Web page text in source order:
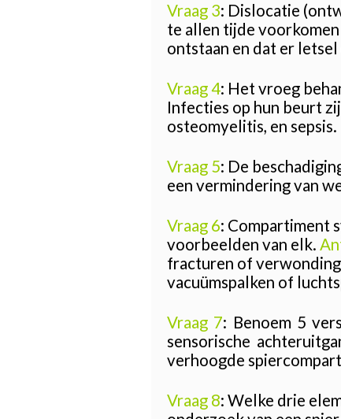
Vraag 3: Dislocatie
te allen tijde
ontstaan en dat er
Vraag 4: Het vroeg
Infecties op hun beurt
osteomyelitis, en sepsis.
Vraag 5: De
een vermindering van
Vraag 6: Compartiment
voorbeelden van elk.
fracturen of
vacuümspalken of
Vraag 7: Benoem 5
sensorische
verhoogde
Vraag 8: Welke drie